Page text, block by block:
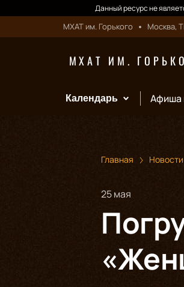
Данный ресурс не
МХАТ им. Горького Москва,
МХАТ ИМ.
Календарь Афиша
Главная Новости
25 мая